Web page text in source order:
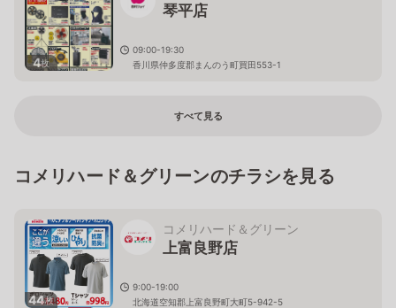
4枚
琴平店
09:00-19:30
香川県仲多度郡まんのう町買田553-1
すべて見る
コメリハード＆グリーンのチラシを見る
44枚
コメリハード＆グリーン
上富良野店
9:00-19:00
北海道空知郡上富良野町大町5-942-5